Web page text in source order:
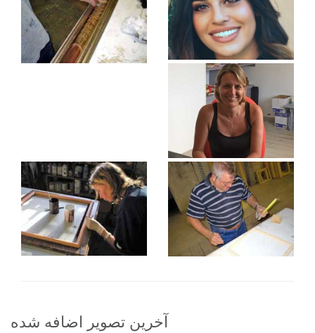
آخرين تصوير اضافه شده